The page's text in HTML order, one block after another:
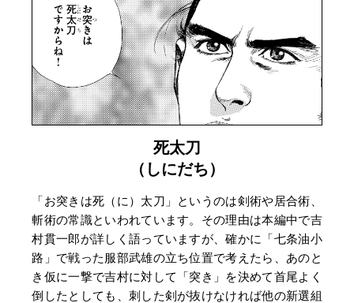
死太刀
（しにだち）
「お突きは死（に）太刀」というのは剣術や居合術、
斬術の常識といわれています。その理由は本編中で吉
村貫一郎が詳しく語っていますが、確かに「七条油小
路」で戦った服部武雄の立ち位置で考えたら、あのと
き仮に一撃で吉村に対して「突き」を決めて首尾よく
倒したとしても、刺した剣が抜けなければ他の新選組